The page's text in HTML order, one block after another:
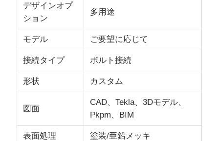
デザインオプ
ション
多用途
モデル ご要望に応じて
接続タイプ ボルト接続
形状 カスタム
図面
CAD、Tekla、3Dモデル、
Pkpm、BIM
表面処理 塗装/亜鉛メッキ